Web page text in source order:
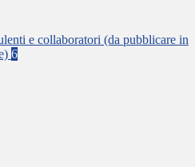
e collaboratori (da pubblicare in
6